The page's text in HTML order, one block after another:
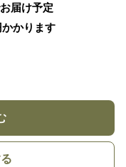
届け予定
かかります